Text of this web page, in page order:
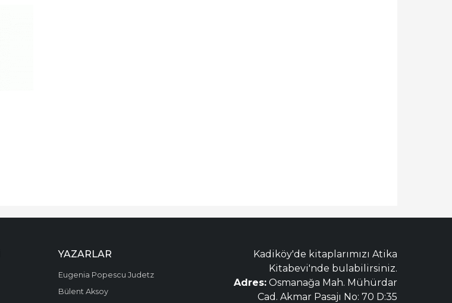
YAZARLAR
Eugenia Popescu Judetz
Bülent Aksoy
Kadiköy'de kitaplarımızı Atika
Kitabevi'nde bulabilirsiniz.
Adres: Osmanağa Mah. Mühürdar
Cad. Akmar Pasajı No: 70 D:35